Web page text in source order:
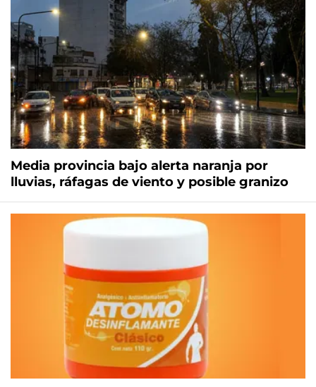
Media provincia bajo alerta naranja por
lluvias, ráfagas de viento y posible granizo